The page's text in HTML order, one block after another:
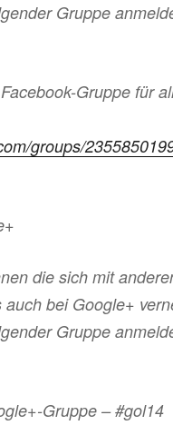
Gruppe
Gruppe für
groups/
die sich mit
bei Google+
Gruppe
Gruppe – #gol14